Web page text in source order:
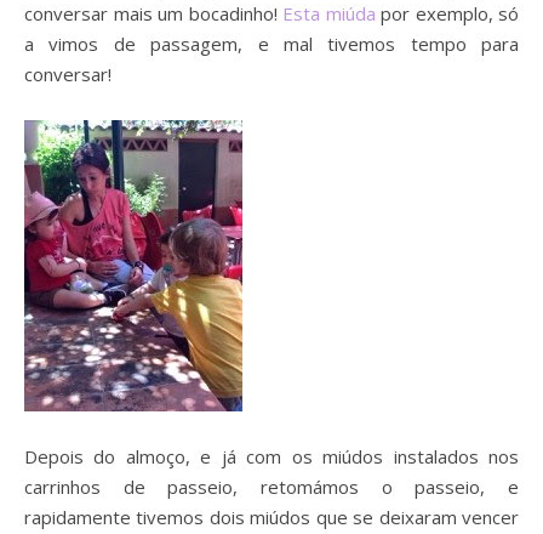
conversar mais um bocadinho! Esta miúda por exemplo, só
a vimos de passagem, e mal tivemos tempo para
conversar!
Depois do almoço, e já com os miúdos instalados nos
carrinhos de passeio, retomámos o passeio, e
rapidamente tivemos dois miúdos que se deixaram vencer